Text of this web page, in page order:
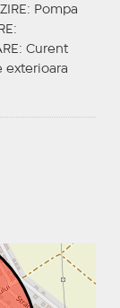
: Pompa
:
: Curent
exterioara